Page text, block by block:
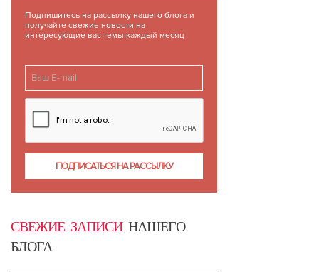
Подпишитесь на рассылку нашего блога и
получайте свежие новости на
интересующие вас темы каждый месяц
СВЕЖИЕ ЗАПИСИНАШЕГО
БЛОГА